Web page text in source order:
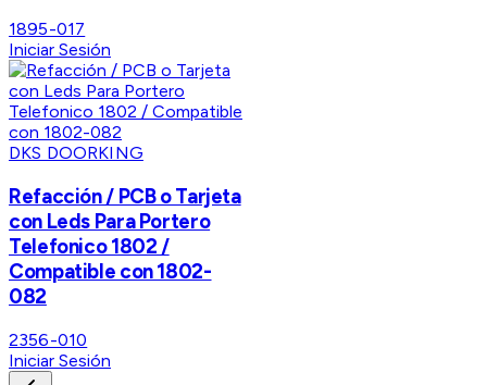
1895-017
Iniciar Sesión
DKS DOORKING
Refacción / PCB o Tarjeta
con Leds Para Portero
Telefonico 1802 /
Compatible con 1802-
082
2356-010
Iniciar Sesión